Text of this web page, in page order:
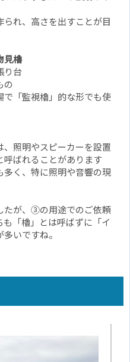
られ、高さを出すことが目
見櫓
り台
の
「監視櫓」的な形でも使
照明やスピーカーを設置
呼ばれることがあります
多く、特に照明や音響の現
が、③の用途でのご依頼
「櫓」とは呼ばずに「イ
いですね。